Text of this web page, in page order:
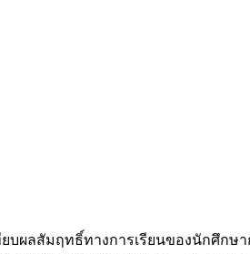
บผลสัมฤทธิ์ทางการเรียนของนักศึกษ